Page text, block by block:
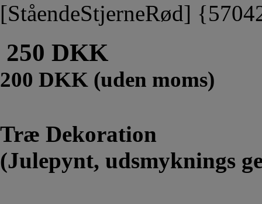
[StåendeStjerneRød]
250 DKK
200 DKK (uden moms)
Træ Dekoration
(Julepynt, udsmyknings